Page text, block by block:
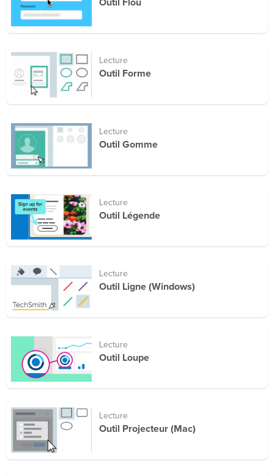
Outil Flou
Lecture
Outil Forme
Lecture
Outil Gomme
Lecture
Outil Légende
Lecture
Outil Ligne (Windows)
Lecture
Outil Loupe
Lecture
Outil Projecteur (Mac)